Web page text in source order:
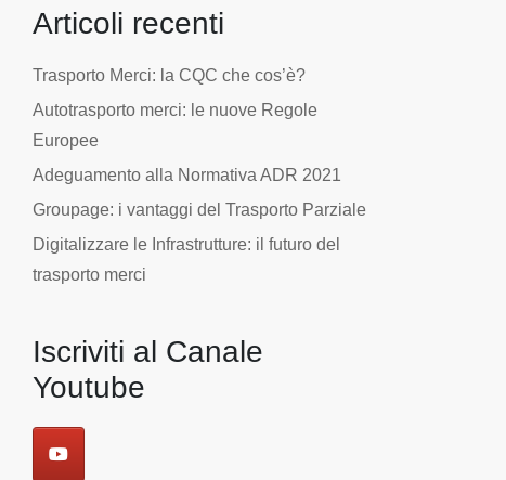
Articoli recenti
Trasporto Merci: la CQC che cos’è?
Autotrasporto merci: le nuove Regole
Europee
Adeguamento alla Normativa ADR 2021
Groupage: i vantaggi del Trasporto Parziale
Digitalizzare le Infrastrutture: il futuro del
trasporto merci
Iscriviti al Canale
Youtube